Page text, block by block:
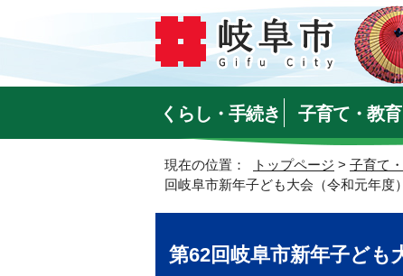
くらし・手続き 子育て・教育
現在の位置： トップページ > 子育て
回岐阜市新年子ども大会（令和元年度）
第62回岐阜市新年子ども